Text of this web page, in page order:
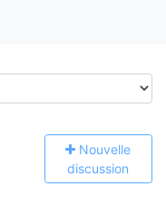
Nouvelle
discussion